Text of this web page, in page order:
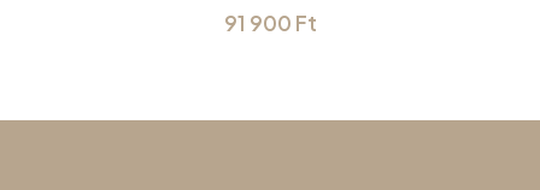
91 900 Ft